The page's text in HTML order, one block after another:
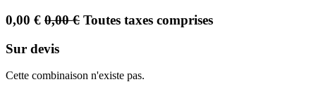
0,00 € 0,00€ Toutes taxes comprises
Sur devis
Cette combinaison n'existe pas.